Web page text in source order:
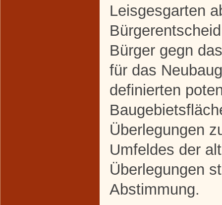
Leisgesgarten
Bürger gegn
für das
definierten
Überlegungen
Umfeldes der
Überlegungen
Abstimmung.